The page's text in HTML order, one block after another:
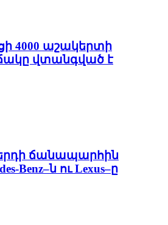
4000 աշակերտի
վտանգված է
ճանապարհին
Benz–ն ու Lexus–ը